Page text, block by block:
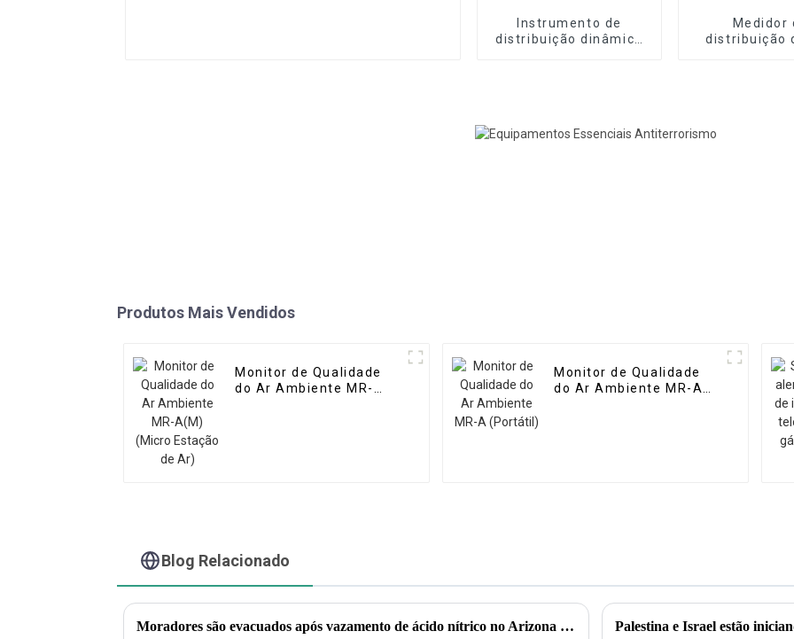
Instrumento de
distribuição dinâmica
Medidor
distribuição
Produtos Mais Vendidos
Monitor de Qualidade
do Ar Ambiente MR-
Monitor de Qualidade
do Ar Ambiente MR-A
Blog Relacionado
Moradores são evacuados após vazamento de ácido nítrico no Arizona – Mas o que é esse ácido?